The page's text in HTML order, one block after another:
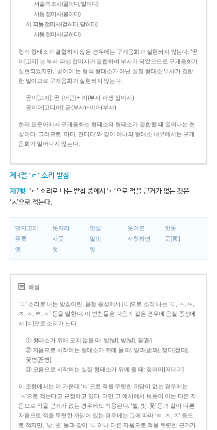
서술격 조사(끝이다, 밭이다)
사동 접미사(붙이다)
히: 피동 접미사(걷히다, 닫히다)
사동 접미사(굳히다)
형식 형태소가 결합하지 않은 경우에는 구개음화가 실현되지 않는다. ‘곧
이[고지]’는 부사 파생 접미사가 결합하여 부사가 되었으므로 구개음화가
실현되었지만, ‘곧이어’는 형식 형태소가 아닌 실질 형태소 부사가 결합
한 말이므로 구개음화가 실현되지 않는다.
곧이[고지]: 곧-­(어근)+­-이(부사 파생 접미사)
곧이어[고디어]: 곧(부사)+이어(부사)
현재 표준어에서 구개음화는 형태소와 형태소가 결합할 때 일어나는 현
상이다. 그러므로 ‘마디, 견디다’와 같이 하나의 형태소 내부에서는 구개
음화가 일어나지 않는다.
제3절 'ㄷ' 소리 받침
제7항 ‘ㄷ’ 소리로 나는 받침 중에서 ‘ㄷ’으로 적을 근거가 없는 것은
‘ㅅ’으로 적는다.
덧저고리 돗자리 엇셈 웃어른
핫옷
무릇
사뭇 얼핏 자칫하면
뭇[衆]
옛
첫 헛
해설
‘ㄷ’ 소리로 나는 받침이란, 음절 종성에서 [ㄷ]으로 소리 나는 ‘ㄷ, ㅅ, ㅆ,
ㅈ, ㅊ, ㅌ, ㅎ’ 등을 말한다. 이 받침들은 다음과 같은 경우에 음절 종성에
서 [ㄷ]으로 소리가 난다.
① 형태소가 뒤에 오지 않을 때: 밭[받], 빚[빋], 꽃[꼳]
② 자음으로 시작하는 형태소가 뒤에 올 때: 밭과[받꽈], 젖다[젇따],
꽃병[꼳뼝]
③ 모음으로 시작하는 실질 형태소가 뒤에 올 때: 젖어미[저더미]
이 조항에서는 이 가운데 ‘ㄷ’으로 적을 뚜렷한 까닭이 없는 경우에는
‘ㅅ’으로 적는다고 규정하고 있다. 다만 그 예시에서 보듯이 이는 다른 자
음으로 적을 근거가 없는 경우에도 적용된다. ‘밭, 빚, 꽃’ 등과 같이 다른
자음으로 적을 뚜렷한 까닭이 있는 경우에는 그에 따라 ‘ㅌ, ㅈ, ㅊ’ 등으
로 적지만, ‘낫, 빗’ 등과 같이 ‘ㄷ’이나 다른 자음으로 적을 뚜렷한 근거가